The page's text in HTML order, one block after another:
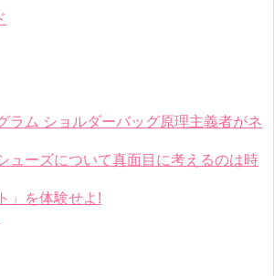
ラム ショルダーバッグ原理主義者がネ
ューズについて真面目に考えるのは時
」を体験せよ!